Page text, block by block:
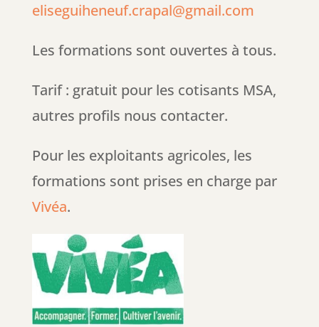
eliseguiheneuf.crapal@gmail.com
Les formations sont ouvertes à tous.
Tarif : gratuit pour les cotisants MSA,
autres profils nous contacter.
Pour les exploitants agricoles, les
formations sont prises en charge par
Vivéa.